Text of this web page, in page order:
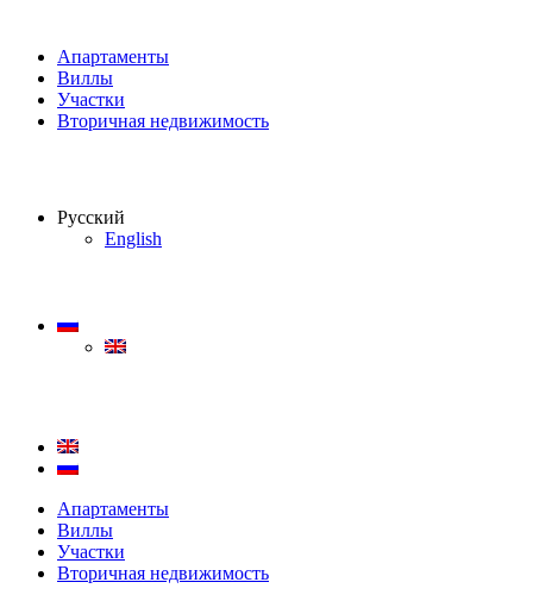
Апартаменты
Виллы
Участки
Вторичная недвижимость
Русский
English
Апартаменты
Виллы
Участки
Вторичная недвижимость